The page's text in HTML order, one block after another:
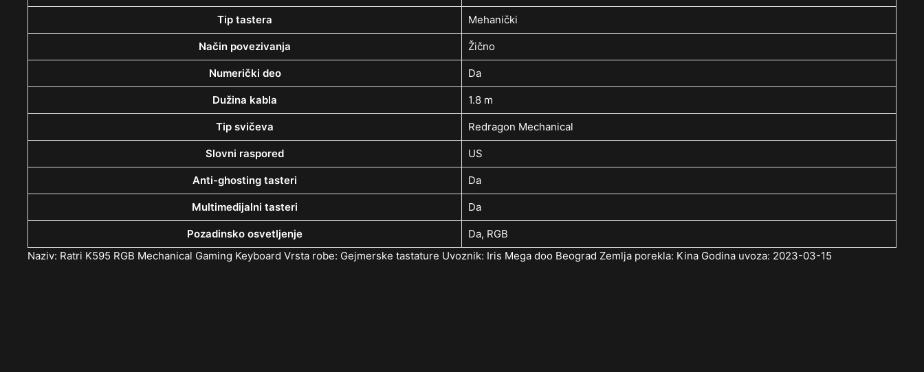
Tip tastera Mehanički
Način povezivanja Žično
Numerički deo Da
Dužina kabla 1.8 m
Tip svičeva Redragon Mechanical
Slovni raspored US
Anti-ghosting tasteri Da
Multimedijalni tasteri Da
Pozadinsko osvetljenje
Da, RGB
Naziv: Ratri K595 RGB Mechanical Gaming Keyboard Vrsta robe: Gejmerske tastature Uvoznik: Iris Mega doo Beograd Zemlja porekla: Kina Godina uvoza: 2023-03-15